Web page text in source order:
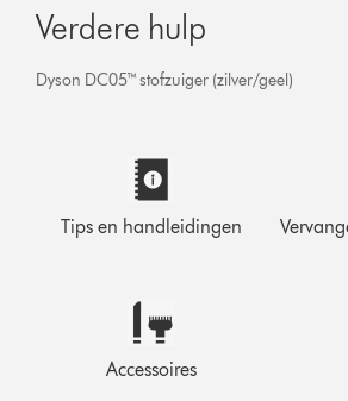
Verdere hulp
Dyson DC05™ stofzuiger (zilver/geel)
Tips en handleidingen
Accessoires